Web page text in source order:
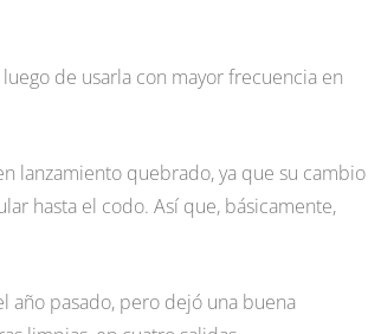
de usarla con mayor frecuencia en
lanzamiento quebrado, ya que su cambio
hasta el codo. Así que, básicamente,
año pasado, pero dejó una buena